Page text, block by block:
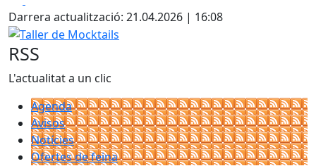
+
−
Darrera actualització: 21.04.2026 | 16:08
Taller de Mocktails
RSS
L'actualitat a un clic
Agenda
Avisos
Notícies
Ofertes de feina